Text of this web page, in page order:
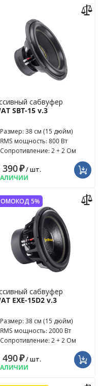
сабвуфер
SBT-15 v.3
Размер: 38 см (15 дюйм)
RMS мощность: 800 Вт
Сопротивление: 2 + 2 Ом
390₽/ шт.
5%
сабвуфер
EXE-15D2 v.3
Размер: 38 см (15 дюйм)
RMS мощность: 2000 Вт
Сопротивление: 2 + 2 Ом
490₽/ шт.